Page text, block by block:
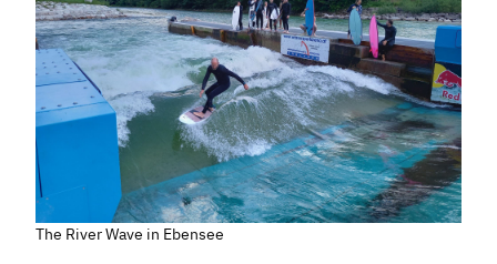
The River Wave in Ebensee